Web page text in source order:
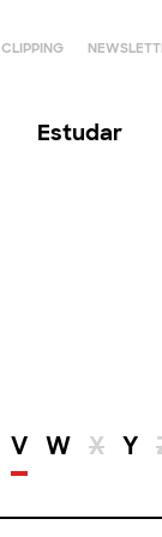
CLIPPING
Estudar
V W X Y